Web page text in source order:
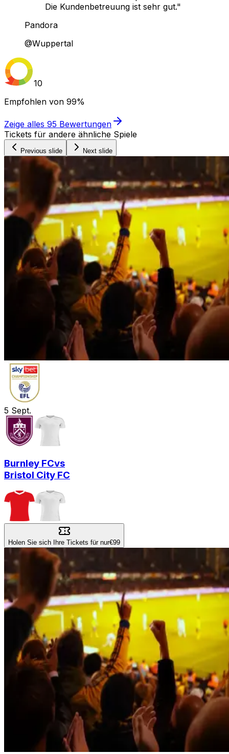
Die Kundenbetreuung ist sehr gut."
Pandora
@Wuppertal
10
Empfohlen von 99%
Zeige alles 95 Bewertungen
Tickets für andere ähnliche Spiele
Previous slide Next slide
5 Sept.
Burnley FCvs
Bristol City FC
Holen Sie sich Ihre Tickets für nur€99